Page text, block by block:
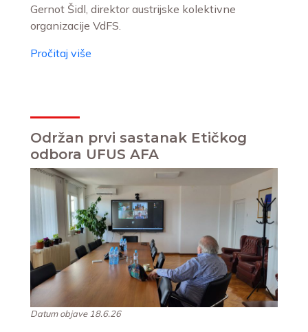
Gernot Šidl, direktor austrijske kolektivne
organizacije VdFS.
Pročitaj više
Održan prvi sastanak Etičkog
odbora UFUS AFA
Datum objave 18.6.26